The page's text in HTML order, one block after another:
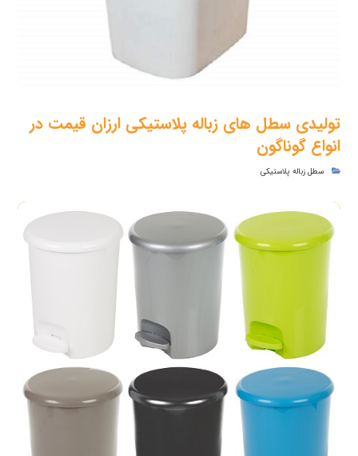
تولیدی سطل های زباله پلاستیکی ارزان قیمت در
انواع گوناگون
سطل زباله پلاستیکی